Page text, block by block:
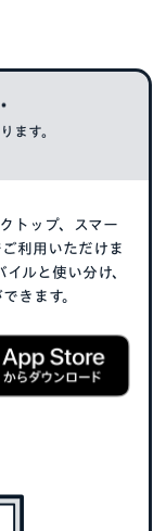
ます。
トップ、スマー
利用いただけま
ルと使い分け、
きます。